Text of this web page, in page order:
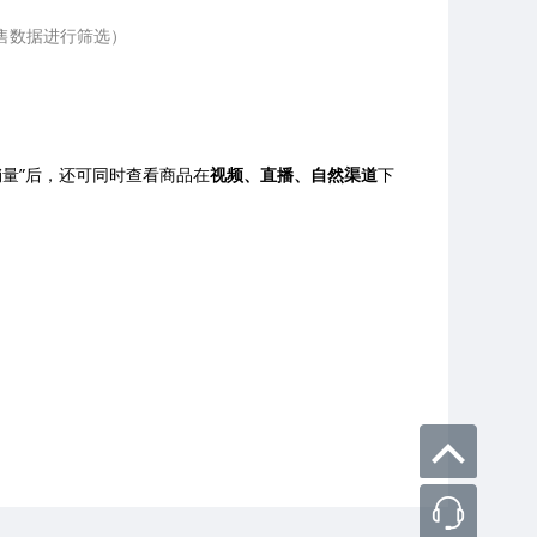
据进行筛选）
”后，还可同时查看商品在视频、直播、自然渠道下